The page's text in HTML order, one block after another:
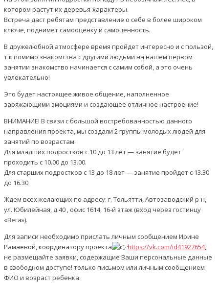
котором растут их деревья-характеры.
Встреча даст ребятам представление о себе в более широком
ключе, поднимет самооценку и самоценность.
В дружелюбной атмосфере время пройдет интересно и с пользой,
т.к помимо знакомства с другими людьми на нашем первом
занятии знакомство начинается с самим собой, а это очень
увлекательно!
Это будет настоящее живое общение, наполненное
заряжающими эмоциями и создающее отличное настроение!
ВНИМАНИЕ! В связи с большой востребованностью данного
направления проекта, мы создали 2 группы молодых людей для
занятий по возрастам:
Для младших подростков с 10 до 13 лет — занятие будет
проходить с 10.00 до 13.00.
Для старших подростков с 13 до 18 лет — занятие пройдет с 13.30
до 16.30
Ждем всех желающих по адресу: г. Тольятти, Автозаводский р-н,
ул. Юбилейная, д.40 , офис 1614, 16-й этаж (вход через гостинцу
«Вега»).
Для записи необходимо прислать личным сообщением Ирине
Рамаевой, координатору проекта
https://vk.com/id41927654,
не размещайте заявки, содержащие Ваши персональные данные
в свободном доступе! только письмом или личным сообщением
ФИО и возраст ребенка.